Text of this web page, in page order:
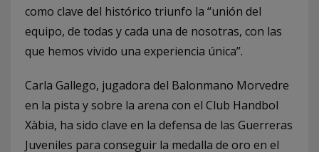
como clave del histórico triunfo la “unión del
equipo, de todas y cada una de nosotras, con las
que hemos vivido una experiencia única”.
Carla Gallego, jugadora del Balonmano Morvedre
en la pista y sobre la arena con el Club Handbol
Xàbia, ha sido clave en la defensa de las Guerreras
Juveniles para conseguir la medalla de oro en el